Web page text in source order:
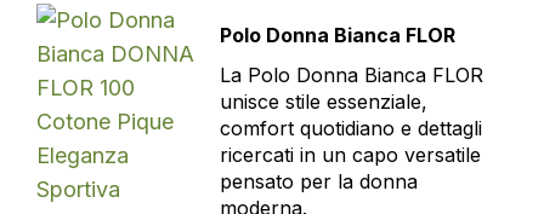
Polo Donna Bianca FLOR
La Polo Donna Bianca FLOR
unisce stile essenziale,
comfort quotidiano e dettagli
ricercati in un capo versatile
pensato per la donna
moderna.